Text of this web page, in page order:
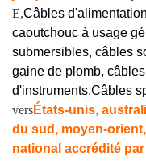
E,Câbles
caoutchouc à usage
submersibles, câbles
gaine de plomb,
d'instruments,Câbles
versÉtats-unis,
du sud, moyen-
national accrédité